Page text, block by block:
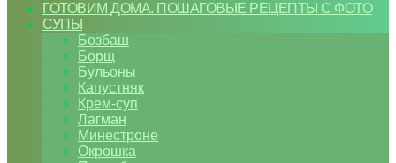
ГОТОВИМ ДОМА. ПОШАГОВЫЕ РЕЦЕПТЫ С ФОТО
СУПЫ
Бозбаш
Борщ
Бульоны
Капустняк
Крем-суп
Лагман
Минестроне
Окрошка